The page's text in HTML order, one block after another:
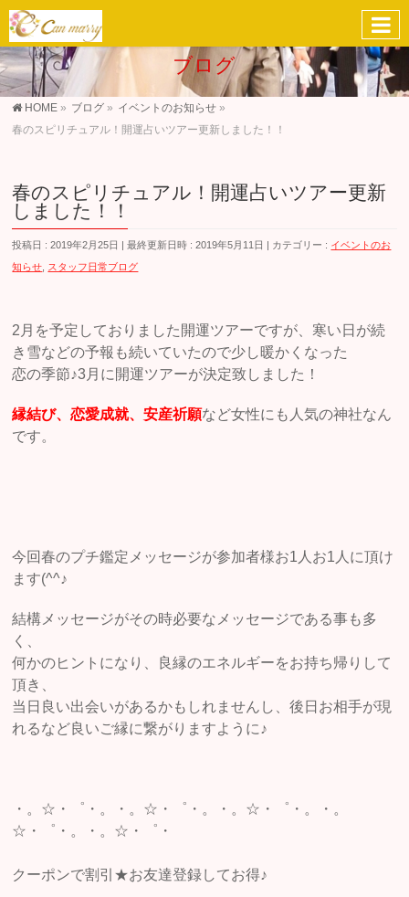
ブログ
HOME » ブログ » イベントのお知らせ »
春のスピリチュアル！開運占いツアー更新しました！！
春のスピリチュアル！開運占いツアー更新
しました！！
投稿日 : 2019年2月25日 最終更新日時 : 2019年5月11日 カテゴリー : イベントのお
知らせ スタッフ日常ブログ
2月を予定しておりました開運ツアーですが、寒い日が続
き雪などの予報も続いていたので少し暖かくなった
恋の季節♪3月に開運ツアーが決定致しました！
縁結び、恋愛成就、安産祈願など女性にも人気の神社なん
です。
今回春のプチ鑑定メッセージが参加者様お1人お1人に頂け
ます(^^♪
結構メッセージがその時必要なメッセージである事も多
く、
何かのヒントになり、良縁のエネルギーをお持ち帰りして
頂き、
当日良い出会いがあるかもしれませんし、後日お相手が現
れるなど良いご縁に繋がりますように♪
・。☆・゜・。・。☆・゜・。・。☆・゜・。・。
☆・゜・。・。☆・゜・
クーポンで割引★お友達登録してお得♪